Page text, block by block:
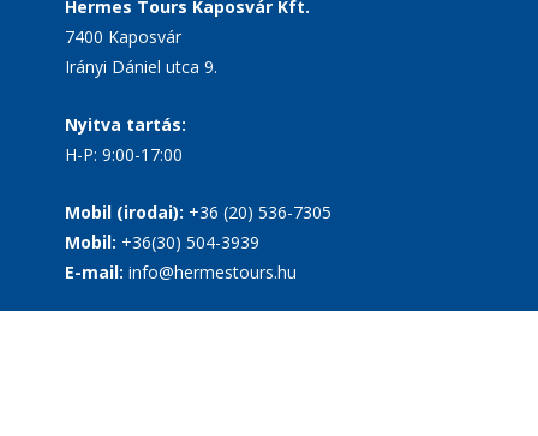
Hermes Tours Kaposvár Kft.
7400 Kaposvár
Irányi Dániel utca 9.
Nyitva tartás:
H-P: 9:00-17:00
Mobil (irodai): +36 (20) 536-7305
Mobil: +36(30) 504-3939
E-mail: info@hermestours.hu